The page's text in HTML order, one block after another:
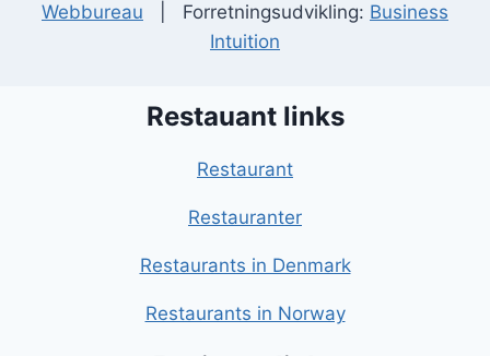
Webbureau | Forretningsudvikling: Business
Intuition
Restauant links
Restaurant
Restauranter
Restaurants in Denmark
Restaurants in Norway